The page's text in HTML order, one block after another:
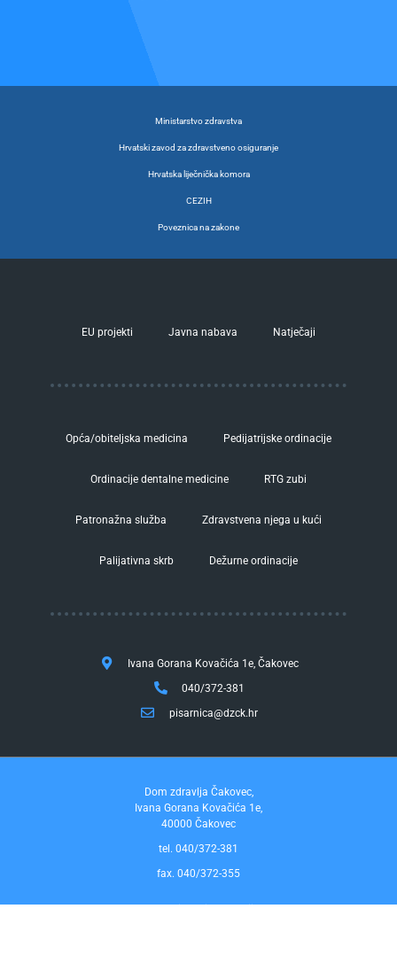
Ministarstvo zdravstva
Hrvatski zavod za zdravstveno osiguranje
Hrvatska liječnička komora
CEZIH
Poveznica na zakone
EU projekti Javna nabava Natječaji
Opća/obiteljska medicina Pedijatrijske ordinacije
Ordinacije dentalne medicine RTG zubi
Patronažna služba Zdravstvena njega u kući
Palijativna skrb Dežurne ordinacije
Ivana Gorana Kovačića 1e, Čakovec
040/372-381
pisarnica@dzck.hr
Dom zdravlja Čakovec,
Ivana Gorana Kovačića 1e,
40000 Čakovec
tel. 040/372-381
fax. 040/372-355
Pravo na pristup informacijama